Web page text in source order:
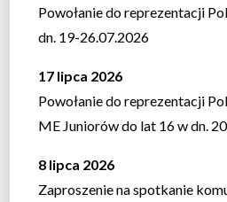
Powołanie do reprezentacji
dn. 19-26.07.2026
17 lipca 2026
Powołanie do reprezentacji
ME Juniorów do lat 16 w dn.
8 lipca 2026
Zaproszenie na spotkanie